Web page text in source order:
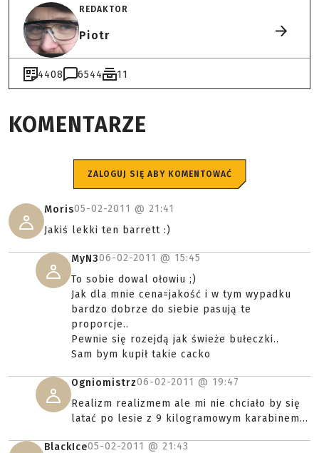
REDAKTOR
Piotr
4408 6544 11
KOMENTARZE
ZALOGUJ SIĘ ABY KOMENTOWAĆ
Moris05-02-2011 @ 21:41
Jakiś lekki ten barrett :)
MyN306-02-2011 @ 15:45
To sobie dowal ołowiu ;)
Jak dla mnie cena=jakość i w tym wypadku
bardzo dobrze do siebie pasują te
proporcje..
Pewnie się rozejdą jak świeże bułeczki..
Sam bym kupił takie cacko
Ogniomistrz06-02-2011 @ 19:47
Realizm realizmem ale mi nie chciało by się
latać po lesie z 9 kilogramowym karabinem...
BlackIce05-02-2011 @ 21:43